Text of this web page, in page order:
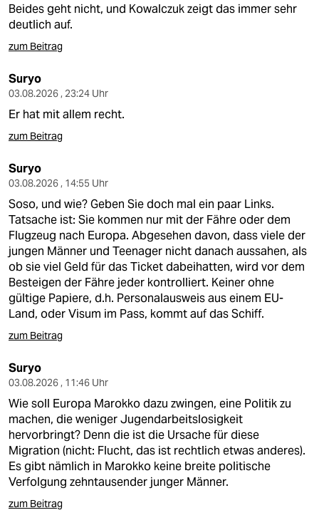
Beides geht nicht, und Kowalczuk zeigt das immer sehr
deutlich auf.
zum Beitrag
Suryo
03.08.2026 , 23:24 Uhr
Er hat mit allem recht.
zum Beitrag
Suryo
03.08.2026 , 14:55 Uhr
Soso, und wie? Geben Sie doch mal ein paar Links.
Tatsache ist: Sie kommen nur mit der Fähre oder dem
Flugzeug nach Europa. Abgesehen davon, dass viele der
jungen Männer und Teenager nicht danach aussahen, als
ob sie viel Geld für das Ticket dabeihatten, wird vor dem
Besteigen der Fähre jeder kontrolliert. Keiner ohne
gültige Papiere, d.h. Personalausweis aus einem EU-
Land, oder Visum im Pass, kommt auf das Schiff.
zum Beitrag
Suryo
03.08.2026 , 11:46 Uhr
Wie soll Europa Marokko dazu zwingen, eine Politik zu
machen, die weniger Jugendarbeitslosigkeit
hervorbringt? Denn die ist die Ursache für diese
Migration (nicht: Flucht, das ist rechtlich etwas anderes).
Es gibt nämlich in Marokko keine breite politische
Verfolgung zehntausender junger Männer.
zum Beitrag